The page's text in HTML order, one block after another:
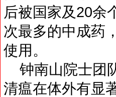
后被国家及20余
次最多的中成药
使用。
钟南山院士团
清瘟在体外有显